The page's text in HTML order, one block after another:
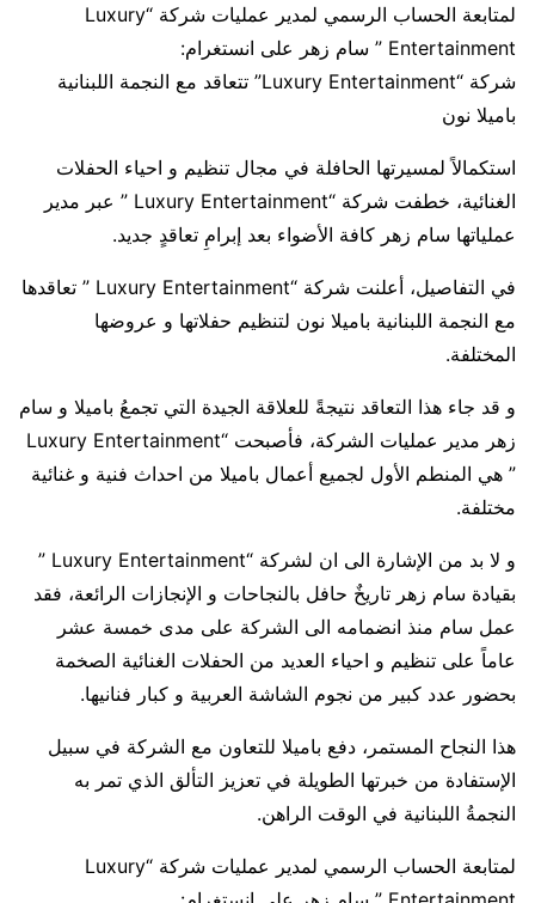
لمتابعة الحساب الرسمي لمدير عمليات شركة “Luxury
Entertainment ” سام زهر على انستغرام:
شركة “Luxury Entertainment” تتعاقد مع النجمة اللبنانية
باميلا نون
استكمالاً لمسيرتها الحافلة في مجال تنظيم و احياء الحفلات
الغنائية، خطفت شركة “Luxury Entertainment ” عبر مدير
عملياتها سام زهر كافة الأضواء بعد إبرامِ تعاقدٍ جديد.
في التفاصيل، أعلنت شركة “Luxury Entertainment ” تعاقدها
مع النجمة اللبنانية باميلا نون لتنظيم حفلاتها و عروضها
المختلفة.
و قد جاء هذا التعاقد نتيجةً للعلاقة الجيدة التي تجمعُ باميلا و سام
زهر مدير عمليات الشركة، فأصبحت “Luxury Entertainment
” هي المنطم الأول لجميع أعمال باميلا من احداث فنية و غنائية
مختلفة.
و لا بد من الإشارة الى ان لشركة “Luxury Entertainment ”
بقيادة سام زهر تاريخٌ حافل بالنجاحات و الإنجازات الرائعة، فقد
عمل سام منذ انضمامه الى الشركة على مدى خمسة عشر
عاماً على تنظيم و احياء العديد من الحفلات الغنائية الصخمة
بحضور عدد كبير من نجوم الشاشة العربية و كبار فنانيها.
هذا النجاح المستمر، دفع باميلا للتعاون مع الشركة في سبيل
الإستفادة من خبرتها الطويلة في تعزيز التألق الذي تمر به
النجمةُ اللبنانية في الوقت الراهن.
لمتابعة الحساب الرسمي لمدير عمليات شركة “Luxury